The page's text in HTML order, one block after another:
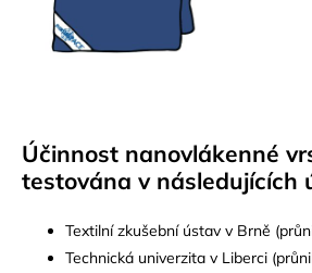
Účinnost nanovlákenné
testována v následujících
Textilní zkušební ústav v Brně
Technická univerzita v Liberci